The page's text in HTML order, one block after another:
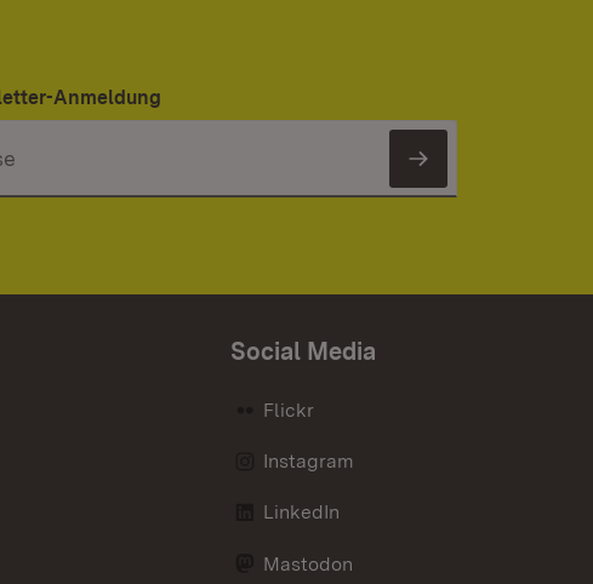
Anmeldung
Newsletter
Social Media
Flickr
Instagram
LinkedIn
Mastodon